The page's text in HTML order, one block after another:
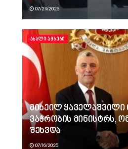
07/24/2025
ᲐᲮᲐᲚᲘ ᲐᲛᲑᲔᲑᲘ
მიხეილ ყაველაშვილი
ვაჭრობის მინისტრს,
შეხვდა
07/16/2025